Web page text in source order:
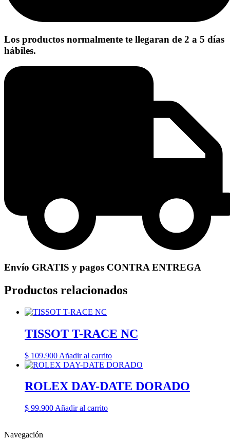
Los productos normalmente te llegaran de 2 a 5 días
hábiles.
Envío GRATIS y pagos CONTRA ENTREGA
Productos relacionados
TISSOT T-RACE NC
$ 109.900 Añadir al carrito
ROLEX DAY-DATE DORADO
$ 99.900 Añadir al carrito
Navegación